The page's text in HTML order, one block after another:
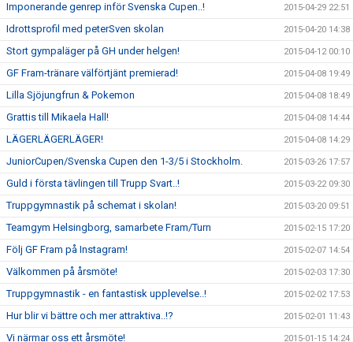
Imponerande genrep inför Svenska Cupen..! 2015-04-29 22:51
Idrottsprofil med peterSven skolan 2015-04-20 14:38
Stort gympaläger på GH under helgen! 2015-04-12 00:10
GF Fram-tränare välförtjänt premierad! 2015-04-08 19:49
Lilla Sjöjungfrun & Pokemon 2015-04-08 18:49
Grattis till Mikaela Hall! 2015-04-08 14:44
LÄGERLÄGERLÄGER! 2015-04-08 14:29
JuniorCupen/Svenska Cupen den 1-3/5 i Stockholm. 2015-03-26 17:57
Guld i första tävlingen till Trupp Svart..! 2015-03-22 09:30
Truppgymnastik på schemat i skolan! 2015-03-20 09:51
Teamgym Helsingborg, samarbete Fram/Turn 2015-02-15 17:20
Följ GF Fram på Instagram! 2015-02-07 14:54
Välkommen på årsmöte! 2015-02-03 17:30
Truppgymnastik - en fantastisk upplevelse..! 2015-02-02 17:53
Hur blir vi bättre och mer attraktiva..!? 2015-02-01 11:43
Vi närmar oss ett årsmöte! 2015-01-15 14:24